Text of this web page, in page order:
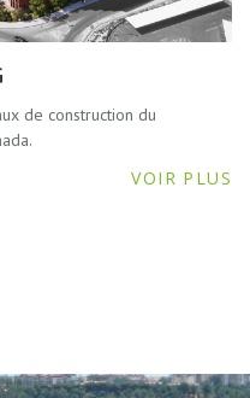
de construction du
VOIR PLUS